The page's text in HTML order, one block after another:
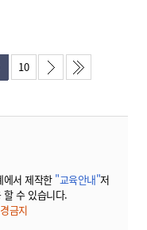
10
에서 제작한 "교육안내"저
할 수 있습니다.
금지